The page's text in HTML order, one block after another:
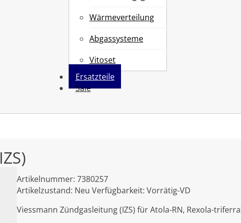
Wärmeverteilung
Abgassysteme
Vitoset
Ersatzteile
Sale
Artikelnummer:7380257
Artikelzustand: Neu Verfügbarkeit:Vorrätig-VD
Viessmann Zündgasleitung (IZS) für Atola-RN, Rexola-